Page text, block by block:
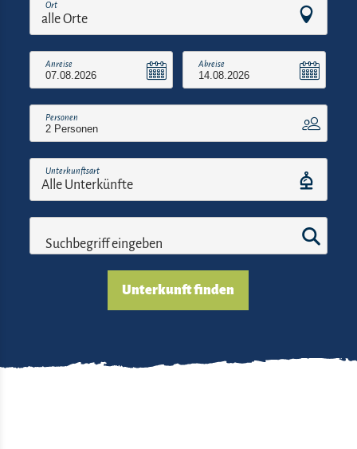
Ort
Anreise Abreise
Personen
Unterkunftsart
Suchbegriff eingeben
Unterkunft finden